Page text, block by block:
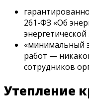
261-ФЗ «Об
«минимальный
работ —
сотрудников
Утепление